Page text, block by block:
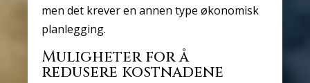
men det krever en annen type økonomisk
planlegging.
Muligheter for å
redusere kostnadene